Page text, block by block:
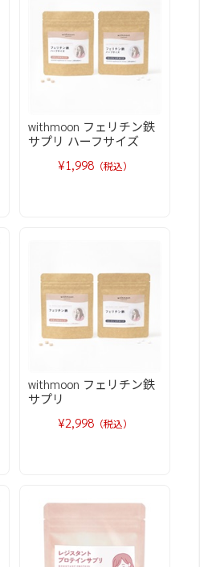
withmoon フェリチン鉄
サプリ ハーフサイズ
¥1,998（税込）
withmoon フェリチン鉄
サプリ
¥2,998（税込）